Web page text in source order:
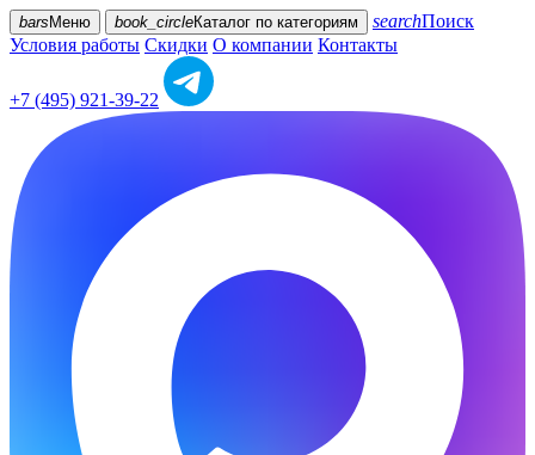
bars Меню book_circleКаталог по категориям searchПоиск
Условия работы Скидки О компании Контакты
+7 (495) 921-39-22